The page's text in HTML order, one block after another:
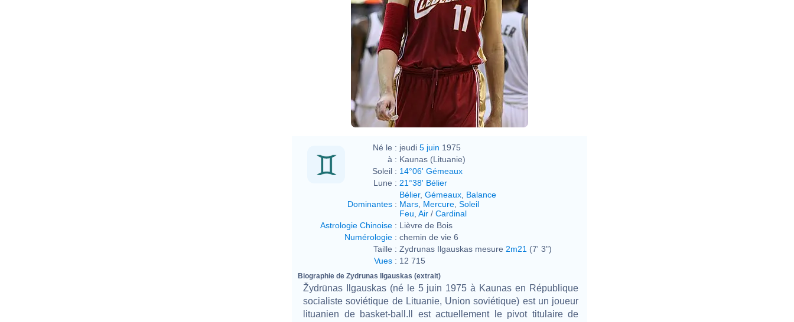
Né le : jeudi 5 juin 1975
à : Kaunas (Lituanie)
Soleil : 14°06' Gémeaux
Lune : 21°38' Bélier
Dominantes :
Bélier, Gémeaux Balance
Mars Mercure Soleil
Feu Air / Cardinal
Astrologie Chinoise : Lièvre de Bois
Numérologie : chemin de vie 6
Taille : Zydrunas Ilgauskas mesure 2m21 (7' 3")
Vues : 12 715
Biographie de Zydrunas Ilgauskas (extrait)
Žydrūnas Ilgauskas (né le 5 juin 1975 à Kaunas en République
socialiste soviétique de Lituanie, Union soviétique) est un joueur
lituanien de basket-ball.Il est actuellement le pivot titulaire de